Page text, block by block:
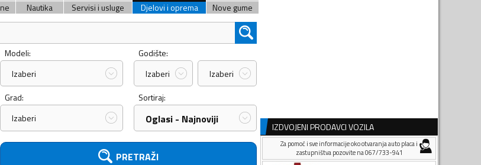
Nautika Servisi i usluge Djelovi i oprema Nove gume
Modeli:
Izaberi
Godište:
Izaberi
Izaberi
Grad:
Izaberi
Sortiraj:
Oglasi - Najnoviji
PRETRAŽI
IZDVOJENI PRODAVCI VOZILA
Za pomoć i sve informacije oko otvaranja auto placa i
zastupništva pozovite na 067/733-941